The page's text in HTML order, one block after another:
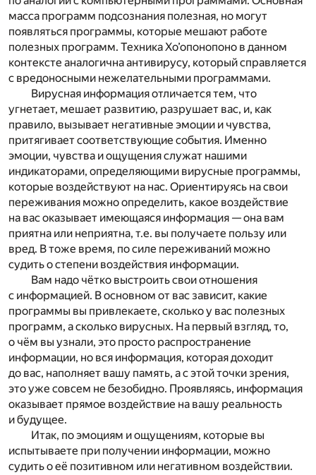
масса программ подсознания полезная, но могут
появляться программы, которые мешают работе
полезных программ. Техника Хо’опонопоно в данном
контексте аналогична антивирусу, который справляется
с вредоносными нежелательными программами.
Вирусная информация отличается тем, что
угнетает, мешает развитию, разрушает вас, и, как
правило, вызывает негативные эмоции и чувства,
притягивает соответствующие события. Именно
эмоции, чувства и ощущения служат нашими
индикаторами, определяющими вирусные программы,
которые воздействуют на нас. Ориентируясь на свои
переживания можно определить, какое воздействие
на вас оказывает имеющаяся информация — она вам
приятна или неприятна, т.е. вы получаете пользу или
вред. В тоже время, по силе переживаний можно
судить о степени воздействия информации.
Вам надо чётко выстроить свои отношения
с информацией. В основном от вас зависит, какие
программы вы привлекаете, сколько у вас полезных
программ, а сколько вирусных. На первый взгляд, то,
о чём вы узнали, это просто распространение
информации, но вся информация, которая доходит
до вас, наполняет вашу память, а с этой точки зрения,
это уже совсем не безобидно. Проявляясь, информация
оказывает прямое воздействие на вашу реальность
и будущее.
Итак, по эмоциям и ощущениям, которые вы
испытываете при получении информации, можно
судить о её позитивном или негативном воздействии.